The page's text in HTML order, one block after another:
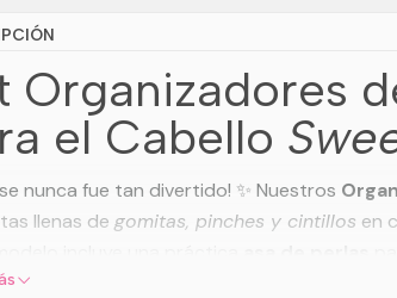
Organizadores
el Cabello
nunca fue tan divertido! ✨ Nuestros
llenas de gomitas, pinches y cintillos en